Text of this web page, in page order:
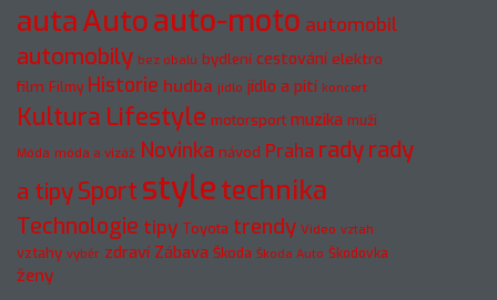
autaAutoauto-moto automobil
automobily bez obalu bydlení cestování elektro
film Filmy Historie hudba jídlo jídlo a pití koncert
Kultura Lifestyle motorsport muzika muži
Móda móda a vizáž Novinka návod Praha radyrady
a tipySport styletechnika
Technologie tipy Toyota trendy Video vztah
vztahy výběr zdraví Zábava Škoda Škoda Auto Škodovka
ženy